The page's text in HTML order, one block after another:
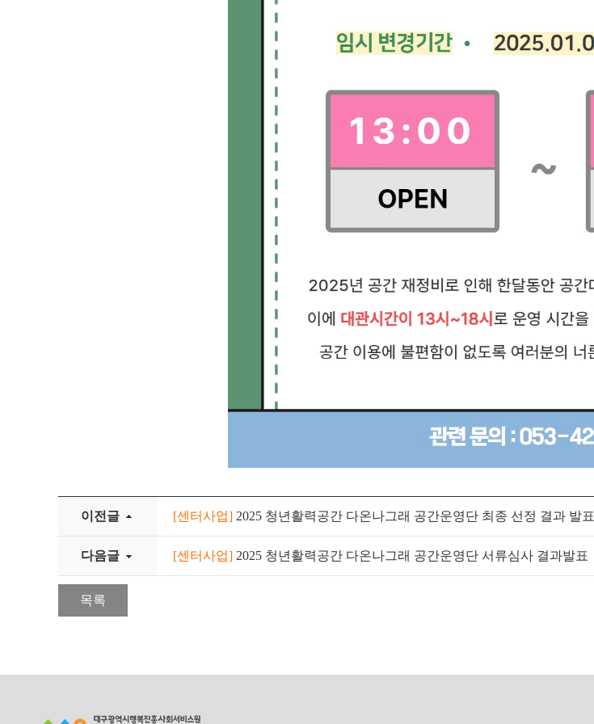
이전글 [센터사업] 2025 청년활력공간 다온나그래 공간운영단 최종 선정 결과 발표
다음글 [센터사업] 2025 청년활력공간 다온나그래 공간운영단 서류심사 결과발표
목록